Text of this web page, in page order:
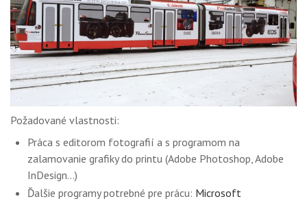
Požadované vlastnosti:
Práca s editorom fotografií a s programom na
zalamovanie grafiky do printu (Adobe Photoshop, Adobe
InDesign...)
Ďalšie programy potrebné pre prácu: Microsoft